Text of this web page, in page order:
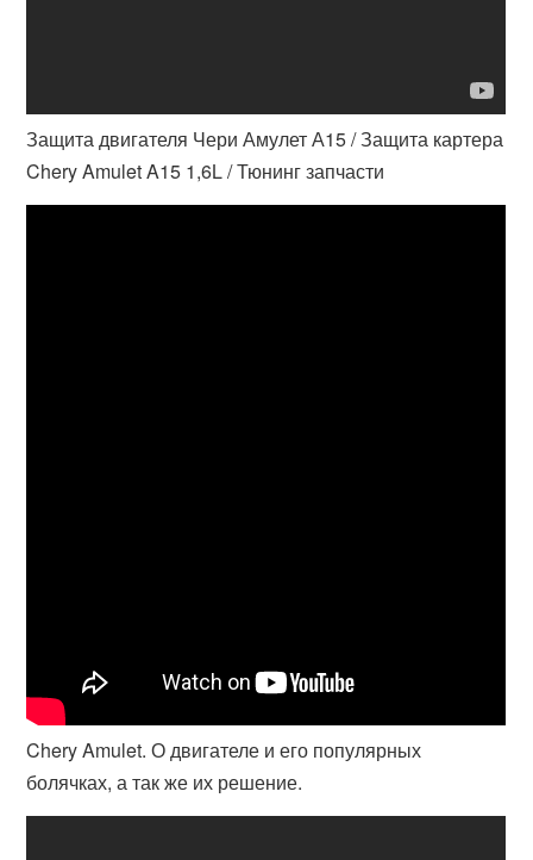
Защита двигателя Чери Амулет А15 / Защита картера
Chery Amulet A15 1,6L / Тюнинг запчасти
Chery Amulet. О двигателе и его популярных
болячках, а так же их решение.